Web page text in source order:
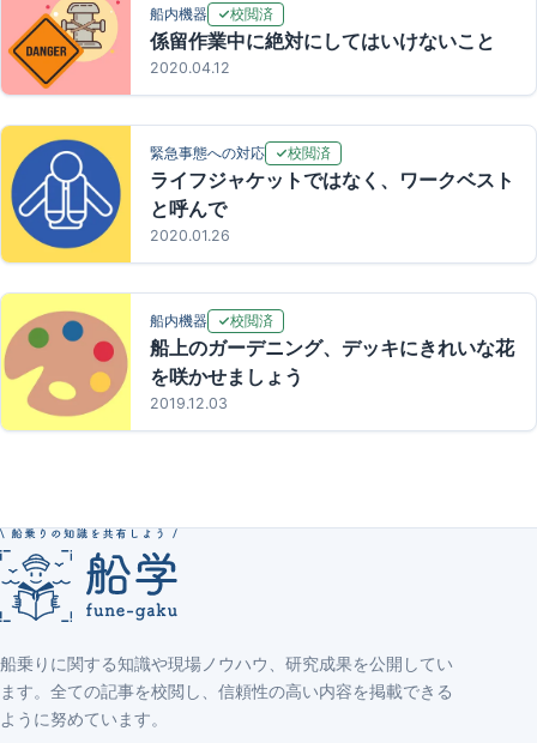
船内機器 校閲済
係留作業中に絶対にしてはいけないこと
2020.04.12
緊急事態への対応 校閲済
ライフジャケットではなく、ワークベスト
と呼んで
2020.01.26
船内機器 校閲済
船上のガーデニング、デッキにきれいな花
を咲かせましょう
2019.12.03
船乗りに関する知識や現場ノウハウ、研究成果を公開してい
ます。全ての記事を校閲し、信頼性の高い内容を掲載できる
ように努めています。